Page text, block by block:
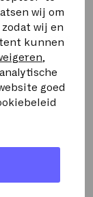
wij om
wij en
kunnen
goed
staan
het zegt:
awards
kreeg.